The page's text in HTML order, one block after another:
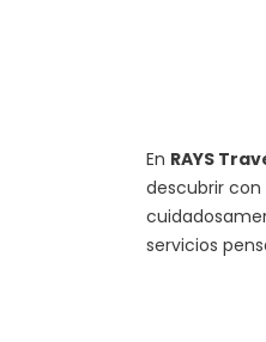
En RAYS
descubrir
servicios